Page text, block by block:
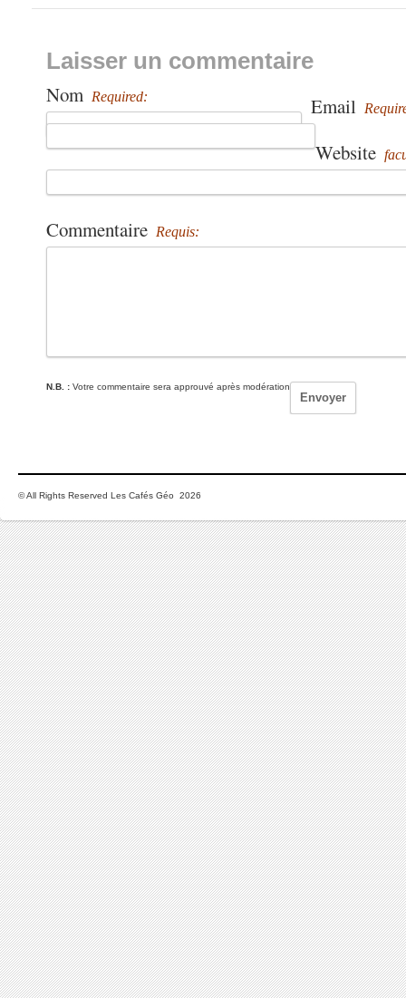
Laisser un commentaire
Nom Required: Email
Website
Commentaire Requis:
N.B. : Votre commentaire sera approuvé après modération
© All Rights Reserved Les Cafés Géo 2026